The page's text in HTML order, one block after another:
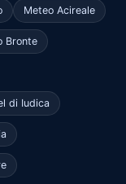
Meteo Acireale
Bronte
di Iudica